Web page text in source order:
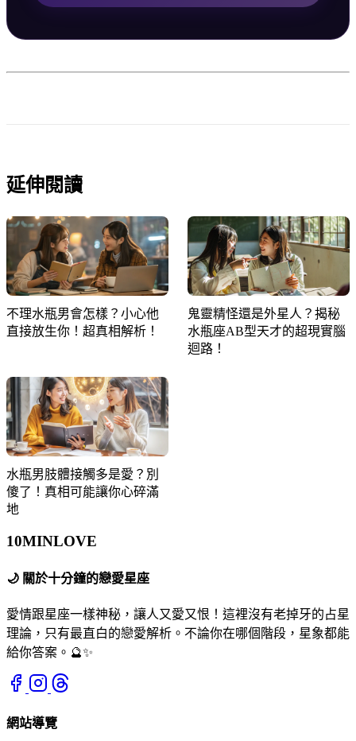
延伸閱讀
不理水瓶男會怎樣？小心他
直接放生你！超真相解析！
鬼靈精怪還是外星人？揭秘
水瓶座AB型天才的超現實腦
迴路！
水瓶男肢體接觸多是愛？別
傻了！真相可能讓你心碎滿
地
10MINLOVE
🌙 關於十分鐘的戀愛星座
愛情跟星座一樣神秘，讓人又愛又恨！這裡沒有老掉牙的占星
理論，只有最直白的戀愛解析。不論你在哪個階段，星象都能
給你答案。🔮✨
網站導覽